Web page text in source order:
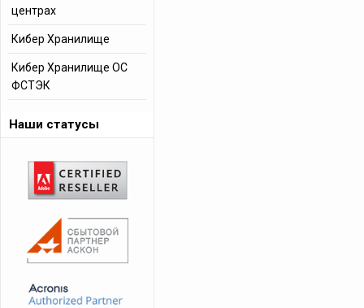
центрах
Кибер Хранилище
Кибер Хранилище ОС
ФСТЭК
Наши статусы